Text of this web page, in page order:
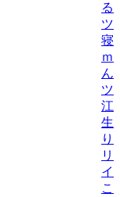
る
ツ
寝
ｍ
ん
ツ
江
生
り
リ
イ
こ